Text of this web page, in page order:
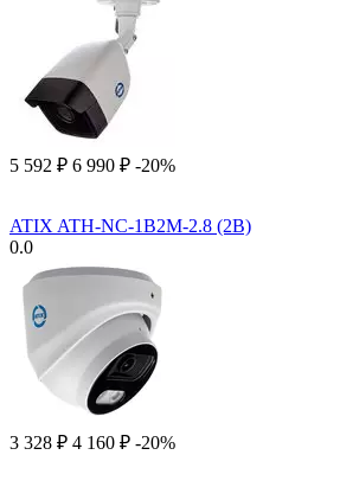
5 592 ₽ 6 990 ₽ -20%
ATIX ATH-NC-1B2M-2.8 (2B)
0.0
3 328 ₽ 4 160 ₽ -20%